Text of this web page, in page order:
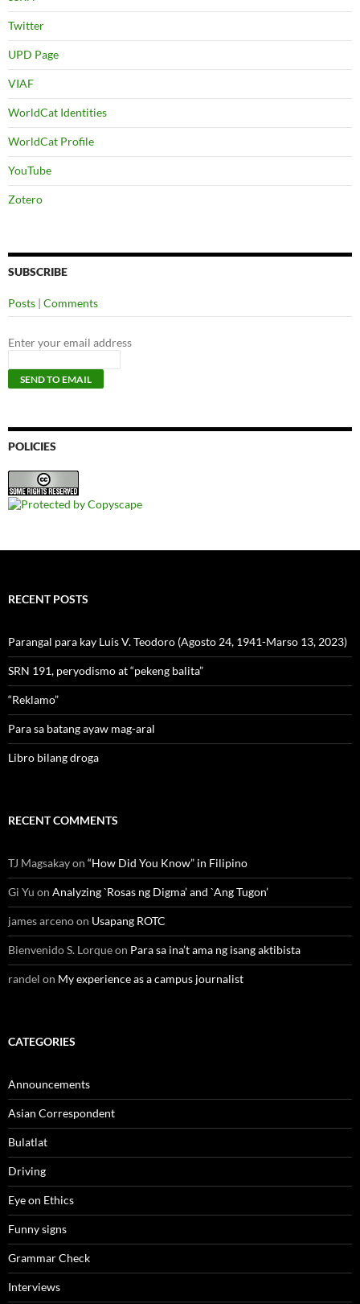
Twitter
UPD Page
VIAF
WorldCat Identities
WorldCat Profile
YouTube
Zotero
SUBSCRIBE
Posts | Comments
Enter your email address
POLICIES
RECENT POSTS
Parangal para kay Luis V. Teodoro (Agosto 24, 1941-Marso 13, 2023)
SRN 191, peryodismo at “pekeng balita”
“Reklamo”
Para sa batang ayaw mag-aral
Libro bilang droga
RECENT COMMENTS
TJ Magsakayon “How Did You Know” in Filipino
Gi Yu on Analyzing `Rosas ng Digma’ and `Ang Tugon’
james arcenoon Usapang ROTC
Bienvenido S. Lorqueon Para sa ina’t ama ng isang aktibista
randel on My experience as a campus journalist
CATEGORIES
Announcements
Asian Correspondent
Bulatlat
Driving
Eye on Ethics
Funny signs
Grammar Check
Interviews